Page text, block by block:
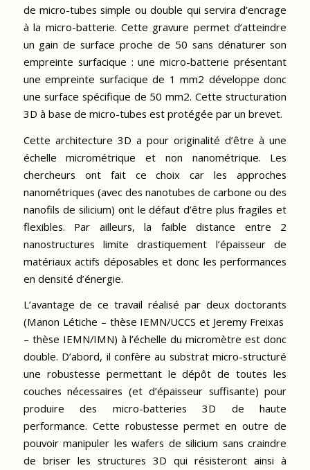
de micro-tubes simple ou double qui servira d’encrage
à la micro-batterie. Cette gravure permet d’atteindre
un gain de surface proche de 50 sans dénaturer son
empreinte surfacique : une micro-batterie présentant
une empreinte surfacique de 1 mm2 développe donc
une surface spécifique de 50 mm2. Cette structuration
3D à base de micro-tubes est protégée par un brevet.
Cette architecture 3D a pour originalité d’être à une
échelle micrométrique et non nanométrique. Les
chercheurs ont fait ce choix car les approches
nanométriques (avec des nanotubes de carbone ou des
nanofils de silicium) ont le défaut d’être plus fragiles et
flexibles. Par ailleurs, la faible distance entre 2
nanostructures limite drastiquement l’épaisseur de
matériaux actifs déposables et donc les performances
en densité d’énergie.
L’avantage de ce travail réalisé par deux doctorants
(Manon Létiche – thèse IEMN/UCCS et Jeremy Freixas
– thèse IEMN/IMN) à l’échelle du micromètre est donc
double. D’abord, il confère au substrat micro-structuré
une robustesse permettant le dépôt de toutes les
couches nécessaires (et d’épaisseur suffisante) pour
produire des micro-batteries 3D de haute
performance. Cette robustesse permet en outre de
pouvoir manipuler les wafers de silicium sans craindre
de briser les structures 3D qui résisteront ainsi à